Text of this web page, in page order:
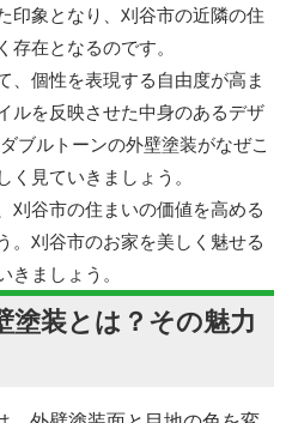
印象となり、刈谷市の近隣の住
存在となるのです。
、個性を表現する自由度が高ま
ルを反映させた中身のあるデザ
ブルトーンの外壁塗装がなぜこ
く見ていきましょう。
刈谷市の住まいの価値を高める
。刈谷市のお家を美しく魅せる
きましょう。
塗装とは？その魅力